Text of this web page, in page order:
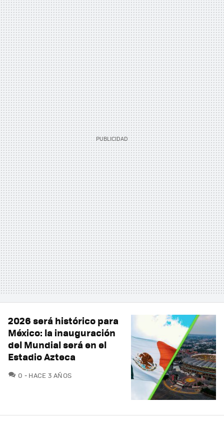
2026 será histórico para
México: la inauguración
del Mundial será en el
Estadio Azteca
0 COMENTARIOS
HACE 3 AÑOS